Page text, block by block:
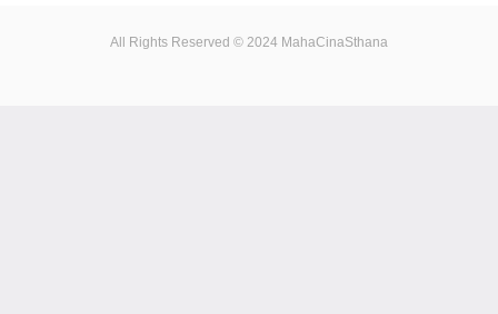
All Rights Reserved © 2024 MahaCinaSthana